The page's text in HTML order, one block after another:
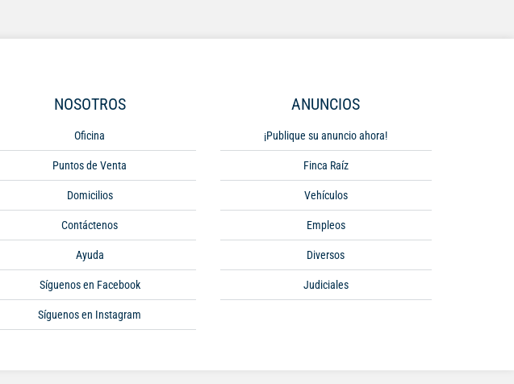
NOSOTROS
Oficina
Puntos de Venta
Domicilios
Contáctenos
Ayuda
Síguenos en Facebook
Síguenos en Instagram
ANUNCIOS
¡Publique su anuncio ahora!
Finca Raíz
Vehículos
Empleos
Diversos
Judiciales